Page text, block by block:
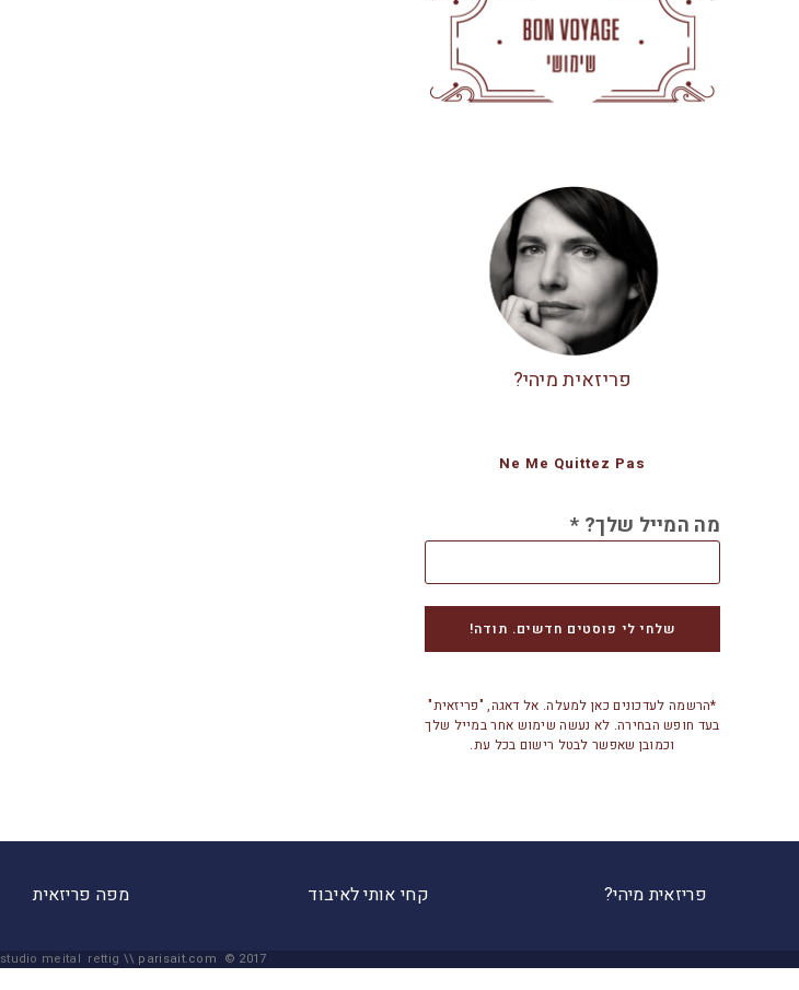
פריזאית מיהי?
Ne Me Quittez Pas
מה המייל שלך? *
*הרשמה לעדכונים כאן למעלה. אל דאגה, "פריזאית"
בעד חופש הבחירה. לא נעשה שימוש אחר במייל שלך
וכמובן שאפשר לבטל רישום בכל עת.
פריזאית מיהי? קחי אותי לאיבוד מפה פריזאית
studio meital rettig \\ parisait.com © 2017